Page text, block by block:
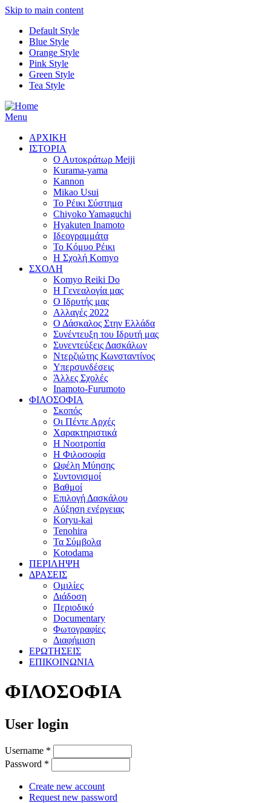
Skip to main content
Default Style
Blue Style
Orange Style
Pink Style
Green Style
Tea Style
Menu
ΑΡΧΙΚΗ
ΙΣΤΟΡΙΑ
Ο Αυτοκράτωρ Meiji
Kurama-yama
Kannon
Mikao Usui
Το Ρέικι Σύστημα
Chiyoko Yamaguchi
Hyakuten Inamoto
Ιδεογραμμάτα
Το Κόμυο Ρέικι
H Σχολή Komyo
ΣΧΟΛΗ
Komyo Reiki Do
Η Γενεαλογία μας
Ο Ιδρυτής μας
Αλλαγές 2022
Ο Δάσκαλος Στην Ελλάδα
Συνέντευξη του Ιδρυτή μας
Συνεντεύξεις Δασκάλων
Ντερζιώτης Κωνσταντίνος
Υπερσυνδέσεις
Άλλες Σχολές
Inamoto-Furumoto
ΦΙΛΟΣΟΦΙΑ
Σκοπός
Οι Πέντε Αρχές
Χαρακτηριστικά
Η Νοοτροπία
Η Φιλοσοφία
Ωφέλη Μύησης
Συντονισμοί
Βαθμοί
Επιλογή Δασκάλου
Αύξηση ενέργειας
Koryu-kai
Tenohira
Τα Σύμβολα
Kotodama
ΠΕΡΙΛΗΨΗ
ΔΡΑΣΕΙΣ
Ομιλίες
Διάδοση
Περιοδικό
Documentary
Φωτογραφίες
Διαφήμιση
ΕΡΩΤΗΣΕΙΣ
ΕΠΙΚΟΙΝΩΝΙΑ
ΦΙΛΟΣΟΦΙΑ
User login
Username *
Password *
Create new account
Request new password